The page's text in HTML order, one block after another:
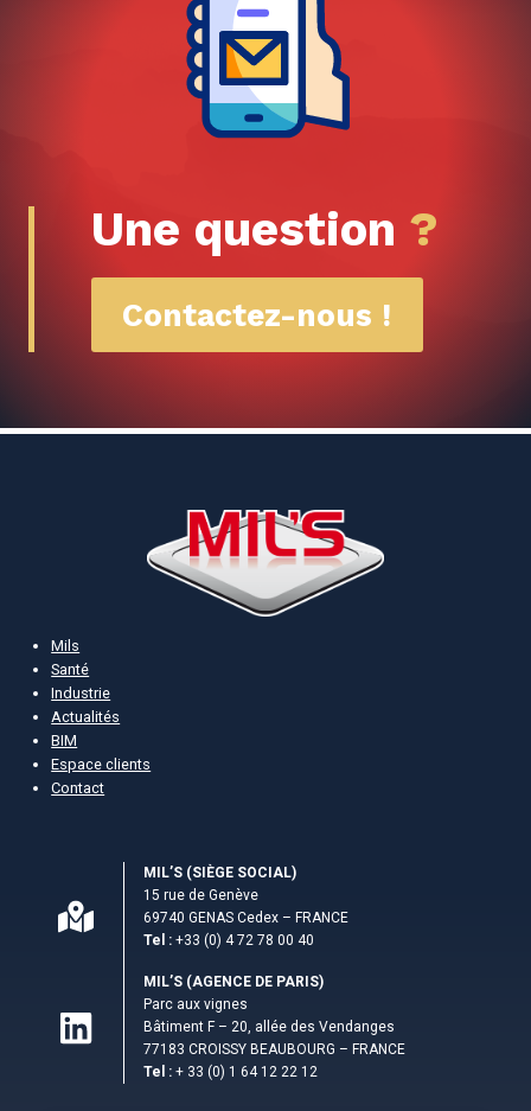
Une question ?
Contactez-nous !
Mils
Santé
Industrie
Actualités
BIM
Espace clients
Contact
MIL’S (S­IÈGE SOCIAL)
15 rue de Genève
69740 GENAS Cedex – FRANCE
Tel : +33 (0) 4 72 78 00 40
MIL’S (AGENCE DE PARIS)
Parc aux vignes
Bâtiment F – 20, allée des Vendanges
77183 CROISSY BEAUBOURG – FRANCE
Tel : + 33 (0) 1 64 12 22 12